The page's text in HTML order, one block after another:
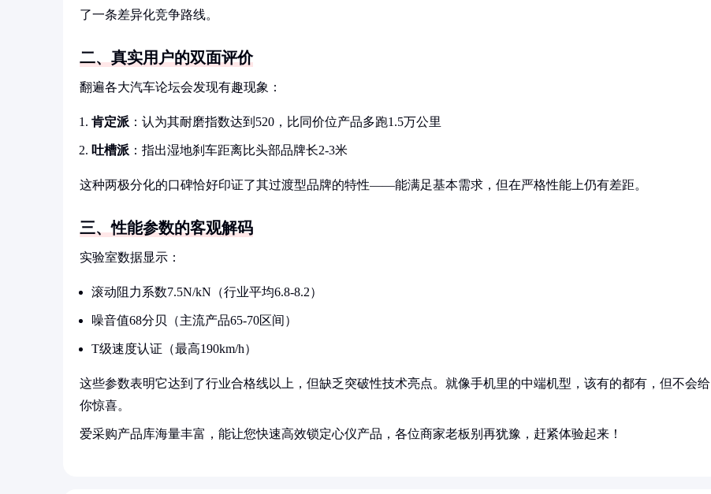
了一条差异化竞争路线。
二、真实用户的双面评价
翻遍各大汽车论坛会发现有趣现象：
肯定派 ：认为其耐磨指数达到520，比同价位产品多跑1.5万公里
吐槽派 ：指出湿地刹车距离比头部品牌长2-3米
这种两极分化的口碑恰好印证了其过渡型品牌的特性——能满足基本需求，但在严格性能上仍有差距。
三、性能参数的客观解码
实验室数据显示：
滚动阻力系数7.5N/kN（行业平均6.8-8.2）
噪音值68分贝（主流产品65-70区间）
T级速度认证（最高190km/h）
这些参数表明它达到了行业合格线以上，但缺乏突破性技术亮点。就像手机里的中端机型，该有的都有，但不会给
你惊喜。
爱采购产品库海量丰富，能让您快速高效锁定心仪产品，各位商家老板别再犹豫，赶紧体验起来！